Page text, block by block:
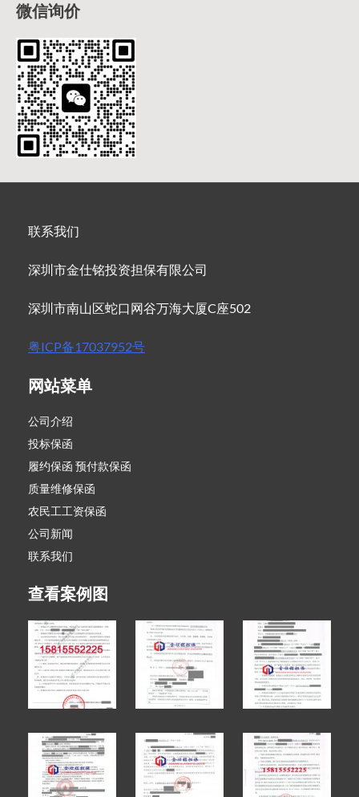
微信询价
联系我们
深圳市金仕铭投资担保有限公司
深圳市南山区蛇口网谷万海大厦C座502
粤ICP备17037952号
网站菜单
公司介绍
投标保函
履约保函 预付款保函
质量维修保函
农民工工资保函
公司新闻
联系我们
查看案例图